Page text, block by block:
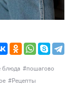
блюда
пошагово
Рецепты